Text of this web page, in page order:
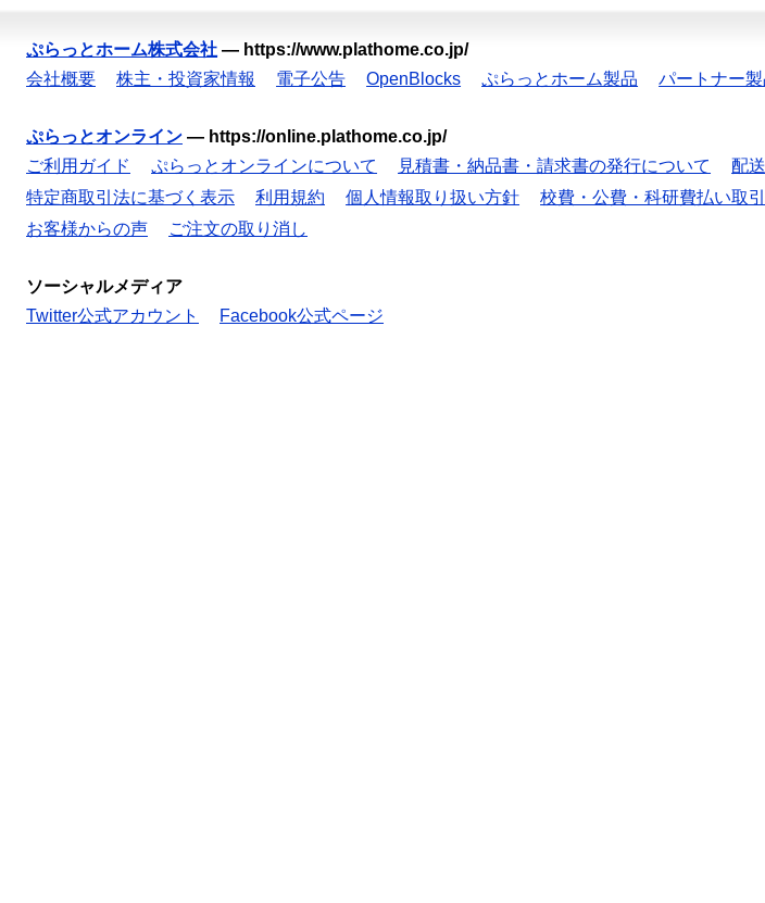
ぷらっとホーム株式会社 — https://www.plathome.co.jp/
会社概要
株主・投資家情報 電子公告 OpenBlocks ぷらっとホーム製品 パートナー製
ぷらっとオンライン — https://online.plathome.co.jp/
ご利用ガイド
ぷらっとオンラインについて 見積書・納品書・請求書の発行について 配
特定商取引法に基づく表示
利用規約 個人情報取り扱い方針 校費・公費・科研費払い取
お客様からの声
ご注文の取り消し
ソーシャルメディア
Twitter公式アカウント
Facebook公式ページ